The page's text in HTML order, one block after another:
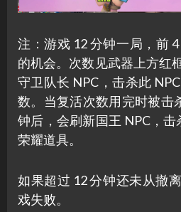
注：游戏 12 分钟一局，前
的机会。次数见武器上方红
守卫队长 NPC，击杀此
数。当复活次数用完时被击
钟后，会刷新国王 NPC，击
荣耀道具。
如果超过 12 分钟还未从撤
戏失败。